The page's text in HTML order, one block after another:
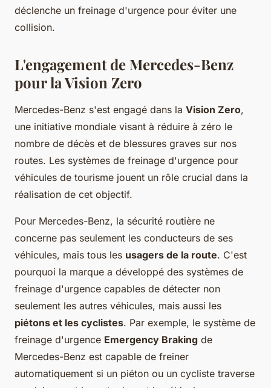
déclenche un freinage d'urgence pour éviter une
collision.
L'engagement de Mercedes-Benz
pour la Vision Zero
Mercedes-Benz s'est engagé dans la Vision Zero,
une initiative mondiale visant à réduire à zéro le
nombre de décès et de blessures graves sur nos
routes. Les systèmes de freinage d'urgence pour
véhicules de tourisme jouent un rôle crucial dans la
réalisation de cet objectif.
Pour Mercedes-Benz, la sécurité routière ne
concerne pas seulement les conducteurs de ses
véhicules, mais tous les usagers de la route. C'est
pourquoi la marque a développé des systèmes de
freinage d'urgence capables de détecter non
seulement les autres véhicules, mais aussi les
piétons et les cyclistes. Par exemple, le système de
freinage d'urgence Emergency Braking de
Mercedes-Benz est capable de freiner
automatiquement si un piéton ou un cycliste traverse